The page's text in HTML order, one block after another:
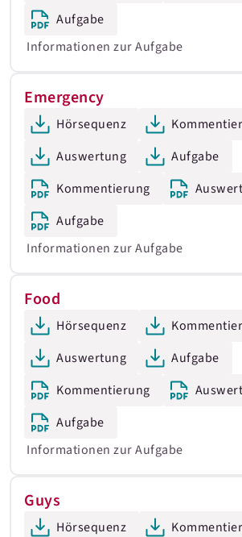
Aufgabe
Informationen zur Aufgabe
Emergency
Hörsequenz
Auswertung
Aufgabe
Kommentierung
Aufgabe
Informationen zur Aufgabe
Food
Hörsequenz
Auswertung
Aufgabe
Kommentierung
Aufgabe
Informationen zur Aufgabe
Guys
Hörsequenz